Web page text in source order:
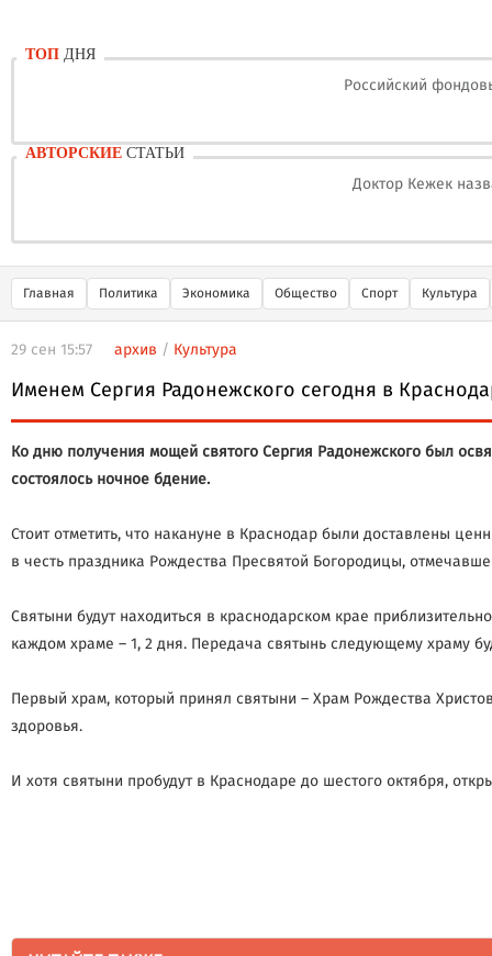
ТОП ДНЯ
Российский
АВТОРСКИЕ СТАТЬИ
Доктор Кежек
Главная Политика Экономика Общество Спорт Культура
29 сен 15:57 архив / Культура
Именем Сергия Радонежского сегодня в
Ко дню получения мощей святого Сергия Радонежского был
состоялось ночное бдение.
Стоит отметить, что накануне в Краснодар были доставлены
в честь праздника Рождества Пресвятой Богородицы,
Святыни будут находиться в краснодарском крае
каждом храме – 1, 2 дня. Передача святынь следующему храму
Первый храм, который принял святыни – Храм Рождества
здоровья.
И хотя святыни пробудут в Краснодаре до шестого октября,